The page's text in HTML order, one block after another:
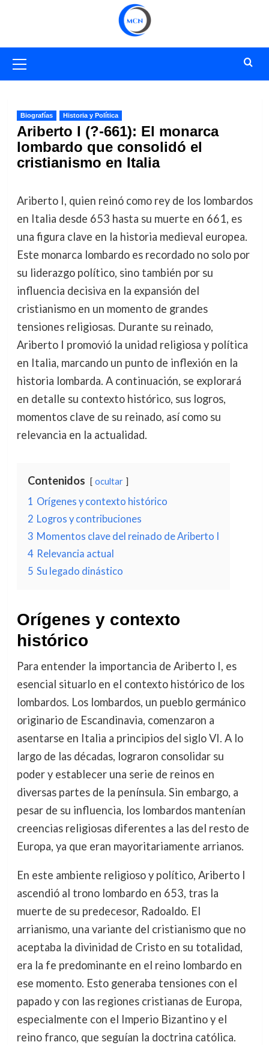
primario
Biografías Historia y Política
Ariberto I (?-661): El monarca
lombardo que consolidó el
cristianismo en Italia
Ariberto I, quien reinó como rey de los lombardos
en Italia desde 653 hasta su muerte en 661, es
una figura clave en la historia medieval europea.
Este monarca lombardo es recordado no solo por
su liderazgo político, sino también por su
influencia decisiva en la expansión del
cristianismo en un momento de grandes
tensiones religiosas. Durante su reinado,
Ariberto I promovió la unidad religiosa y política
en Italia, marcando un punto de inflexión en la
historia lombarda. A continuación, se explorará
en detalle su contexto histórico, sus logros,
momentos clave de su reinado, así como su
relevancia en la actualidad.
Contenidos ocultar
1 Orígenes y contexto histórico
2 Logros y contribuciones
3 Momentos clave del reinado de Ariberto I
4 Relevancia actual
5 Su legado dinástico
Orígenes y contexto
histórico
Para entender la importancia de Ariberto I, es
esencial situarlo en el contexto histórico de los
lombardos. Los lombardos, un pueblo germánico
originario de Escandinavia, comenzaron a
asentarse en Italia a principios del siglo VI. A lo
largo de las décadas, lograron consolidar su
poder y establecer una serie de reinos en
diversas partes de la península. Sin embargo, a
pesar de su influencia, los lombardos mantenían
creencias religiosas diferentes a las del resto de
Europa, ya que eran mayoritariamente arrianos.
En este ambiente religioso y político, Ariberto I
ascendió al trono lombardo en 653, tras la
muerte de su predecesor, Radoaldo. El
arrianismo, una variante del cristianismo que no
aceptaba la divinidad de Cristo en su totalidad,
era la fe predominante en el reino lombardo en
ese momento. Esto generaba tensiones con el
papado y con las regiones cristianas de Europa,
especialmente con el Imperio Bizantino y el
reino franco, que seguían la doctrina católica.